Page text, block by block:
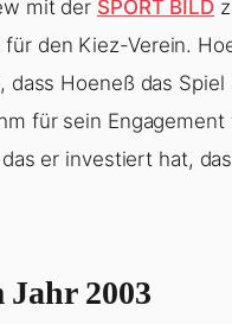
mit der SPORT BILD
den Kiez-Verein.
Hoeneß das
für sein
er investiert hat,
Jahr 2003